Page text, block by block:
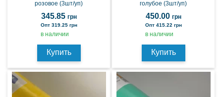
розовое (3шт/уп)
345.85 грн
Опт 319.25 грн
в наличии
Купить
голубое (3шт/уп)
450.00 грн
Опт 415.22 грн
в наличии
Купить